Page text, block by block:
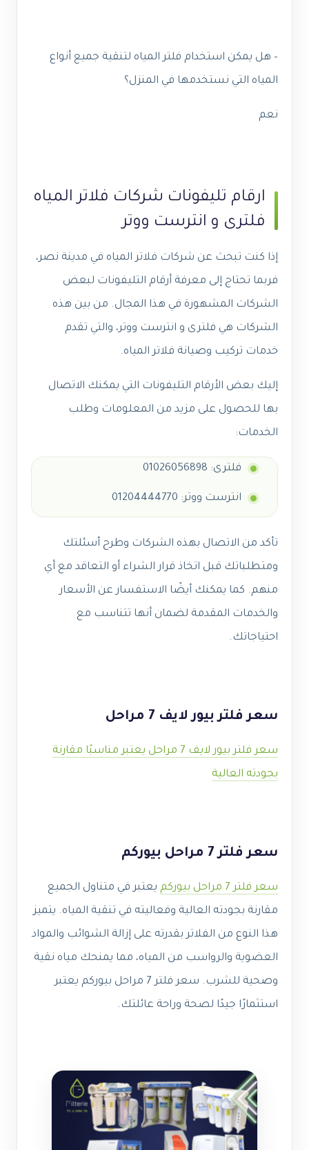
– هل يمكن استخدام فلتر المياه لتنقية جميع أنواع
المياه التي نستخدمها في المنزل؟
نعم
ارقام تليفونات شركات فلاتر المياه
فلترى و انترست ووتر
إذا كنت تبحث عن شركات فلاتر المياه في مدينة نصر،
فربما تحتاج إلى معرفة أرقام التليفونات لبعض
الشركات المشهورة في هذا المجال. من بين هذه
الشركات هي فلترى و انترست ووتر، والتي تقدم
خدمات تركيب وصيانة فلاتر المياه.
إليك بعض الأرقام التليفونات التي يمكنك الاتصال
بها للحصول على مزيد من المعلومات وطلب
الخدمات:
فلترى: 01026056898
انترست ووتر: 01204444770
تأكد من الاتصال بهذه الشركات وطرح أسئلتك
ومتطلباتك قبل اتخاذ قرار الشراء أو التعاقد مع أي
منهم. كما يمكنك أيضًا الاستفسار عن الأسعار
والخدمات المقدمة لضمان أنها تتناسب مع
احتياجاتك.
سعر فلتر بيور لايف 7 مراحل
سعر فلتر بيور لايف 7 مراحل يعتبر مناسبًا مقارنة
بجودته العالية
سعر فلتر 7 مراحل بيوركم
سعر فلتر 7 مراحل بيوركم
يعتبر في متناول الجميع
مقارنة بجودته العالية وفعاليته في تنقية المياه. يتميز
هذا النوع من الفلاتر بقدرته على إزالة الشوائب والمواد
العضوية والرواسب من المياه، مما يمنحك مياه نقية
وصحية للشرب. سعر فلتر 7 مراحل بيوركم يعتبر
استثمارًا جيدًا لصحة وراحة عائلتك.